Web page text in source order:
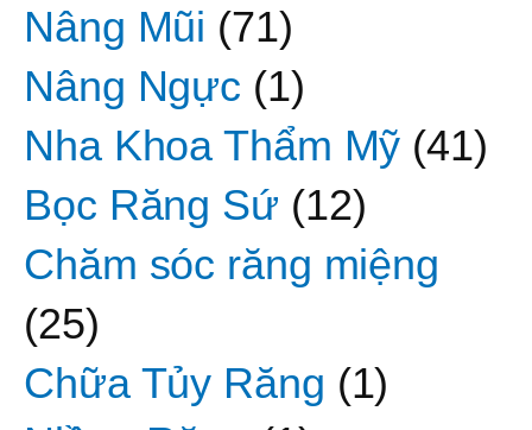
Nâng Mũi (71)
Nâng Ngực (1)
Nha Khoa Thẩm Mỹ (41)
Bọc Răng Sứ (12)
Chăm sóc răng miệng
(25)
Chữa Tủy Răng (1)